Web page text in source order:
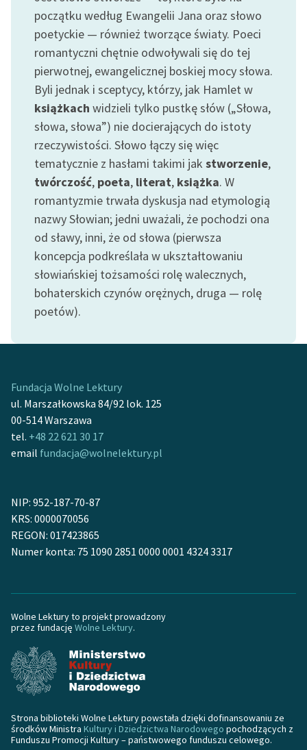
początku według Ewangelii Jana oraz słowo
poetyckie — również tworzące światy. Poeci
romantyczni chętnie odwoływali się do tej
pierwotnej, ewangelicznej boskiej mocy słowa.
Byli jednak i sceptycy, którzy, jak Hamlet w
książkach widzieli tylko pustkę słów („Słowa,
słowa, słowa”) nie docierających do istoty
rzeczywistości. Słowo łączy się więc
tematycznie z hasłami takimi jak stworzenie,
twórczość, poeta, literat, książka. W
romantyzmie trwała dyskusja nad etymologią
nazwy Słowian; jedni uważali, że pochodzi ona
od sławy, inni, że od słowa (pierwsza
koncepcja podkreślała w ukształtowaniu
słowiańskiej tożsamości rolę walecznych,
bohaterskich czynów orężnych, druga — rolę
poetów).
Fundacja Wolne Lektury
ul. Marszałkowska 84/92 lok. 125
00-514 Warszawa
tel. +48 22 621 30 17
email fundacja@wolnelektury.pl
NIP: 952-187-70-87
KRS: 0000070056
REGON: 017423865
Numer konta: 75 1090 2851 0000 0001 4324 3317
Wolne Lektury to projekt prowadzony
przez fundację Wolne Lektury.
Strona biblioteki Wolne Lektury powstała dzięki dofinansowaniu ze
środków Ministra Kultury i Dziedzictwa Narodowego pochodzących z
Funduszu Promocji Kultury – państwowego funduszu celowego.